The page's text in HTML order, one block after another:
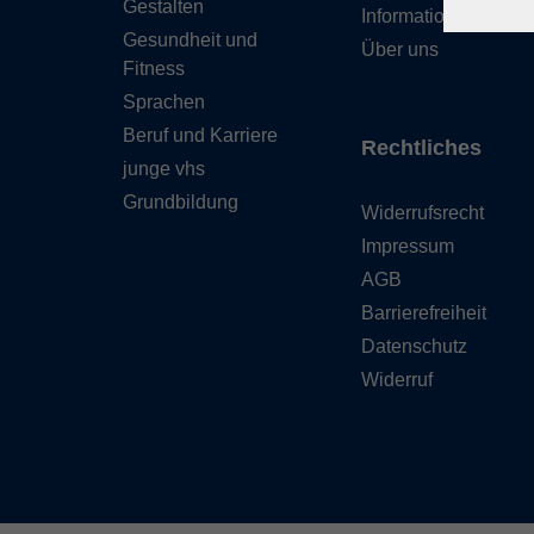
Gestalten
Gesundheit und
Fitness
Sprachen
Beruf und Karriere
junge vhs
Grundbildung
Information
Über uns
Rechtliches
Widerrufsrecht
Impressum
AGB
Barrierefreiheit
Datenschutz
Widerruf